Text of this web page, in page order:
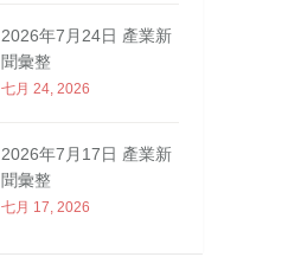
2026年7月24日 產業新
聞彙整
七月 24, 2026
2026年7月17日 產業新
聞彙整
七月 17, 2026